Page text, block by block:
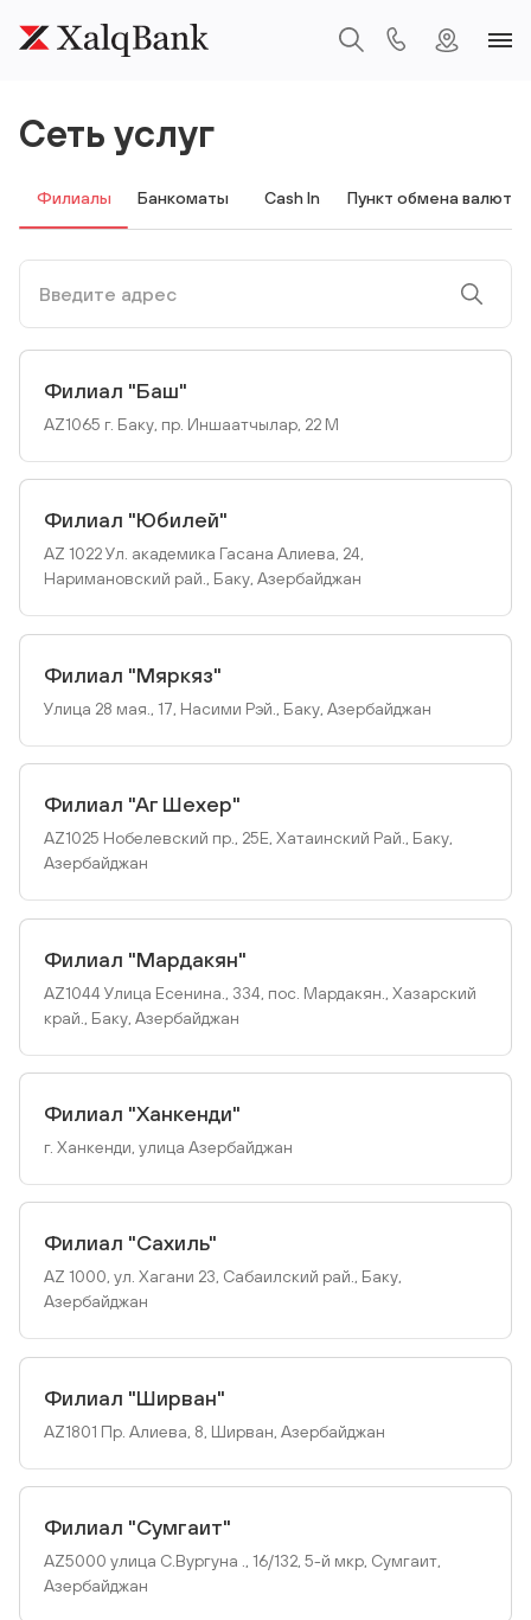
Сеть услуг
Филиалы Банкоматы Cash In Пункт обмена валют
Филиал "Баш"
AZ1065 г. Баку, пр. Иншаатчылар, 22 М
Филиал "Юбилей"
AZ 1022 Ул. академика Гасана Алиева, 24,
Наримановcкий рай., Баку, Азербайджан
Филиал "Мяркяз"
Улица 28 мая., 17, Насими Рэй., Баку, Азербайджан
Филиал "Аг Шехер"
AZ1025 Нобелевский пр., 25E, Хатаинский Рай., Баку,
Азербайджан
Филиал "Мардакян"
AZ1044 Улица Есенина., 334, пос. Мардакян., Хазарский
край., Баку, Азербайджан
Филиал "Ханкенди"
г. Ханкенди, улица Азербайджан
Филиал "Сахиль"
AZ 1000, ул. Хагани 23, Сабаилский рай., Баку,
Азербайджан
Филиал "Ширван"
AZ1801 Пр. Алиева, 8, Ширван, Азербайджан
Филиал "Сумгаит"
AZ5000 улица С.Вургуна ., 16/132, 5-й мкр, Сумгаит,
Азербайджан